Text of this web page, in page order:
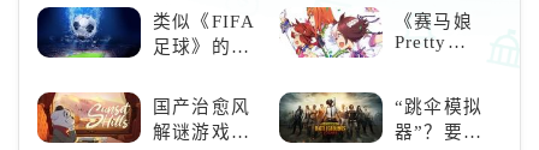
未来战场；
跑酷突袭，
况足球》
类似《FIFA
足球》的足
荐！快来赢
得世界冠军
《赛马娘
Pretty
的竞速之旅
国产治愈风
解谜游戏
“跳伞模拟
器”？要